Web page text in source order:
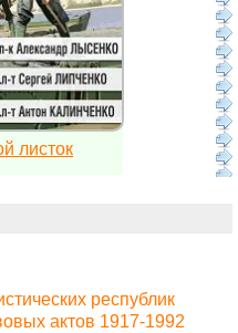
листок
республик
актов 1917-1992